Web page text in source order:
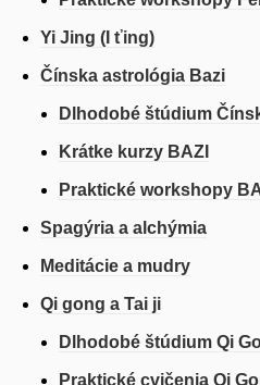
Yi Jing (I ťing)
Čínska astrológia Bazi
Dlhodobé štúdium
Krátke kurzy BAZI
Praktické workshopy
Spagýria a alchýmia
Meditácie a mudry
Qi gong a Tai ji
Dlhodobé štúdium Qi
Praktické cvičenia Qi